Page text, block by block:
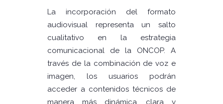
La incorporación del formato
audiovisual representa un salto
cualitativo en la estrategia
comunicacional de la ONCOP. A
través de la combinación de voz e
imagen, los usuarios podrán
acceder a contenidos técnicos de
manera más dinámica, clara y